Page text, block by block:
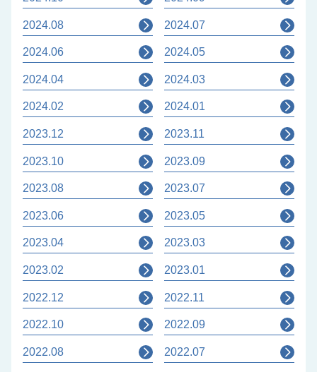
2024.08 2024.07
2024.06 2024.05
2024.04 2024.03
2024.02 2024.01
2023.12 2023.11
2023.10 2023.09
2023.08 2023.07
2023.06 2023.05
2023.04 2023.03
2023.02 2023.01
2022.12 2022.11
2022.10 2022.09
2022.08 2022.07